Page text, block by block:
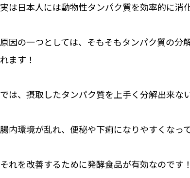
実は日本人には動物性タンパク質を効率的に消
原因の一つとしては、そもそもタンパク質の分
れます！
では、摂取したタンパク質を上手く分解出来な
腸内環境が乱れ、便秘や下痢になりやすくなっ
それを改善するために発酵食品が有効なのです！